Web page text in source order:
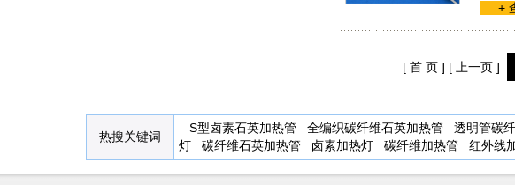
+
[ 首 页 ] [ 上一页 ]
热搜关键词
S型卤素石英加热管 全编织碳纤维石英加热管 透明管碳
灯
碳纤维石英加热管 卤素加热灯 碳纤维加热管 红外线